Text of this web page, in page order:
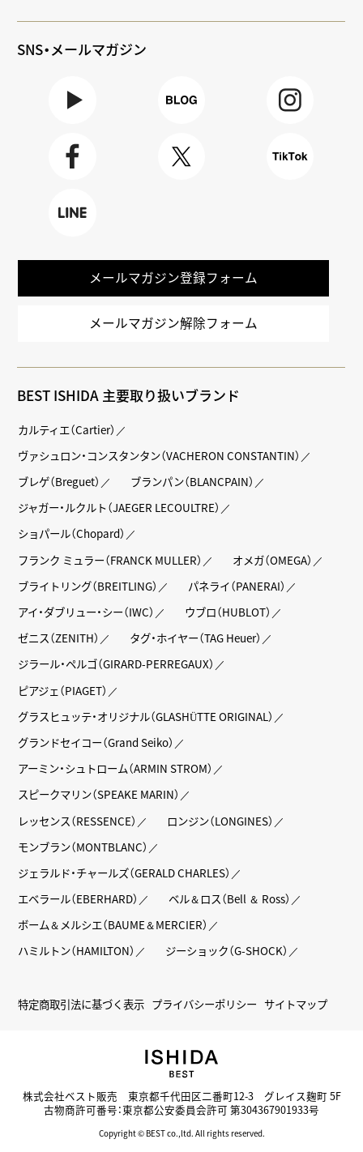
SNS・メールマガジン
メールマガジン登録フォーム
メールマガジン解除フォーム
BEST ISHIDA 主要取り扱いブランド
カルティエ（Cartier）
ヴァシュロン・コンスタンタン（VACHERON CONSTANTIN）
ブレゲ（Breguet）
ブランパン（BLANCPAIN）
ジャガー・ルクルト（JAEGER LECOULTRE）
ショパール（Chopard）
フランク ミュラー（FRANCK MULLER）
オメガ（OMEGA）
ブライトリング（BREITLING）
パネライ（PANERAI）
アイ・ダブリュー・シー（IWC）
ウブロ（HUBLOT）
ゼニス（ZENITH）
タグ・ホイヤー（TAG Heuer）
ジラール・ペルゴ（GIRARD-PERREGAUX）
ピアジェ（PIAGET）
グラスヒュッテ・オリジナル（GLASHÜTTE ORIGINAL）
グランドセイコー（Grand Seiko）
アーミン・シュトローム（ARMIN STROM）
スピークマリン（SPEAKE MARIN）
レッセンス（RESSENCE）
ロンジン（LONGINES）
モンブラン（MONTBLANC）
ジェラルド・チャールズ（GERALD CHARLES）
エベラール（EBERHARD）
ベル＆ロス（Bell ＆ Ross）
ボーム＆メルシエ（BAUME＆MERCIER）
ハミルトン（HAMILTON）
ジーショック（G-SHOCK）
特定商取引法に基づく表示 プライバシーポリシー サイトマップ
株式会社ベスト販売 東京都千代田区二番町12-3 グレイス麹町 5F
古物商許可番号：東京都公安委員会許可 第304367901933号
Copyright © BEST co.,ltd. All rights reserved.